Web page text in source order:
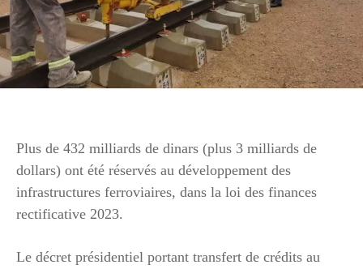
Plus de 432 milliards de dinars (plus 3 milliards de
dollars) ont été réservés au développement des
infrastructures ferroviaires, dans la loi des finances
rectificative 2023.
Le décret présidentiel portant transfert de crédits au